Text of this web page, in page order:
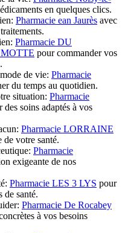
en quelques clics.
Pharmacie ean Jaurès avec
Pharmacie DU
pour commander vos
de vie: Pharmacie
du temps au quotidien.
situation: Pharmacie
des soins adaptés à vos
Pharmacie LORRAINE
de votre santé.
Pharmacie
exigeante de nos
Pharmacie LES 3 LYS pour
de santé.
Pharmacie De Rocabey
à vos besoins